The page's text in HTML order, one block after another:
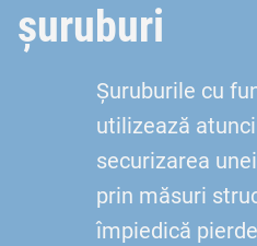
șuruburi
Șuruburile cu
utilizează
securizarea
prin măsuri
împiedică